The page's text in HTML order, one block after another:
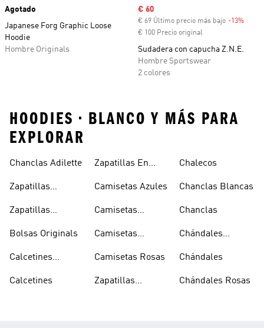
Agotado
Japanese Forg Graphic Loose
Hoodie
Hombre Originals
Precio de venta
€ 60
€ 69 Último precio más bajo -13%
€ 100 Precio original
Sudadera con capucha Z.N.E.
Hombre Sportswear
2 colores
HOODIES • BLANCO Y MÁS PARA
EXPLORAR
Chanclas Adilette
Zapatillas
Zapatillas
Blancas
Bolsas Originals
Calcetines
Blancos
Calcetines
Zapatillas En
Camisetas Azules
Camisetas
Camisetas
Camisetas Rosas
Zapatillas
Chalecos
Chanclas Blancas
Chanclas
Chándales
Chándales
Chándales Rosas